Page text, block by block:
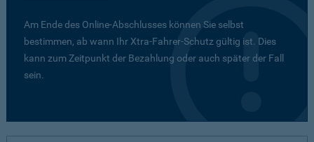
Am Ende des Online-Abschlusses können Sie selbst
bestimmen, ab wann Ihr Xtra-Fahrer-Schutz gültig ist. Dies
kann zum Zeitpunkt der Bezahlung oder auch später der Fall
sein.